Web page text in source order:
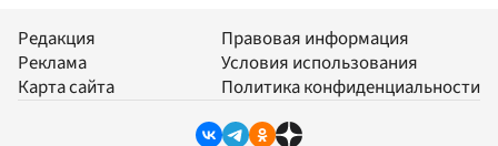
Редакция
Реклама
Карта сайта
Правовая информация
Условия использования
Политика конфиденциальности